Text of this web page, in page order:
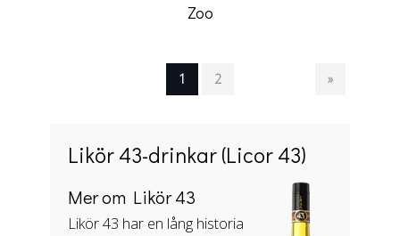
Zoo
1 2 »
Likör 43-drinkar (Licor 43)
Mer om Likör 43
Likör 43 har en lång historia